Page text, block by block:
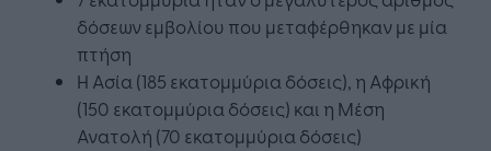
δόσεων εμβολίου που μεταφέρθηκαν με μία
πτήση
Η Ασία (185 εκατομμύρια δόσεις), η Αφρική
(150 εκατομμύρια δόσεις) και η Μέση
Ανατολή (70 εκατομμύρια δόσεις)